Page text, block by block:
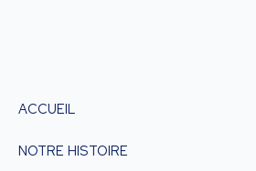
ACCUEIL
NOTRE HISTOIRE